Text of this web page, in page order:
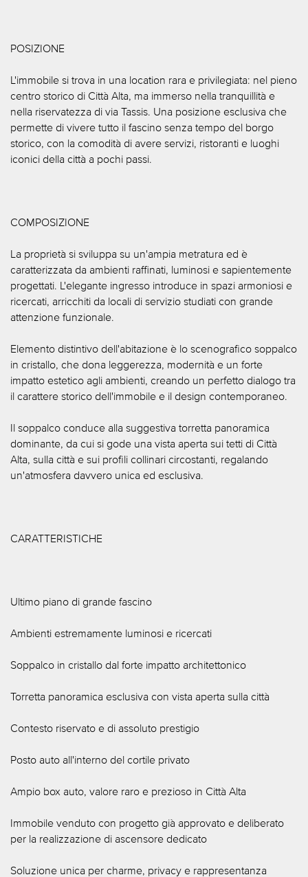
POSIZIONE
L'immobile si trova in una location rara e privilegiata: nel pieno
centro storico di Città Alta, ma immerso nella tranquillità e
nella riservatezza di via Tassis. Una posizione esclusiva che
permette di vivere tutto il fascino senza tempo del borgo
storico, con la comodità di avere servizi, ristoranti e luoghi
iconici della città a pochi passi.
COMPOSIZIONE
La proprietà si sviluppa su un'ampia metratura ed è
caratterizzata da ambienti raffinati, luminosi e sapientemente
progettati. L'elegante ingresso introduce in spazi armoniosi e
ricercati, arricchiti da locali di servizio studiati con grande
attenzione funzionale.
Elemento distintivo dell'abitazione è lo scenografico soppalco
in cristallo, che dona leggerezza, modernità e un forte
impatto estetico agli ambienti, creando un perfetto dialogo tra
il carattere storico dell'immobile e il design contemporaneo.
Il soppalco conduce alla suggestiva torretta panoramica
dominante, da cui si gode una vista aperta sui tetti di Città
Alta, sulla città e sui profili collinari circostanti, regalando
un'atmosfera davvero unica ed esclusiva.
CARATTERISTICHE
Ultimo piano di grande fascino
Ambienti estremamente luminosi e ricercati
Soppalco in cristallo dal forte impatto architettonico
Torretta panoramica esclusiva con vista aperta sulla città
Contesto riservato e di assoluto prestigio
Posto auto all'interno del cortile privato
Ampio box auto, valore raro e prezioso in Città Alta
Immobile venduto con progetto già approvato e deliberato
per la realizzazione di ascensore dedicato
Soluzione unica per charme, privacy e rappresentanza